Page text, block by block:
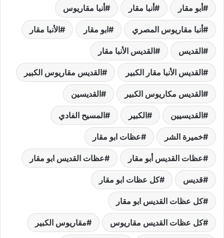
أبو مقار أنبا مقار أنبا مقاريوس
أنبا مقاريوس المصري ابو مقار الأنبا مقار
القديس القديس الأنبا مقار
القديس الأنبا مقار الكبير القديس مقاريوس الكبير
القديس مكاريوس الكبير القديسين
القديسيين الكبير المسيح الفادي
خميرة الشر عظات ابو مقار
عظات القديس أبو مقار عظات القديس ابو مقار
قديس كل عظات ابو مقار
كل عظات القديس ابو مقار
كل عظات القديس مقاريوس مقاريوس الكبير